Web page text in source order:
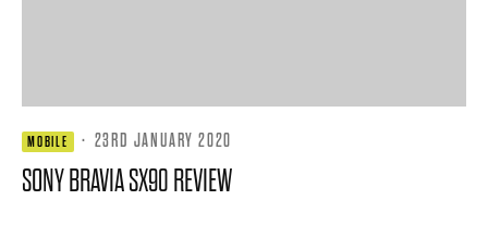
MOBILE · 23RD JANUARY 2020
SONY BRAVIA SX90 REVIEW